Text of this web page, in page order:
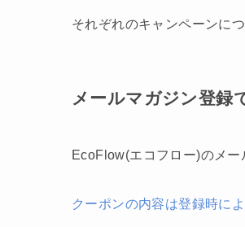
それぞれのキャンペーンに
メールマガジン登録
EcoFlow(エコフロー)のメ
クーポンの内容は登録時に